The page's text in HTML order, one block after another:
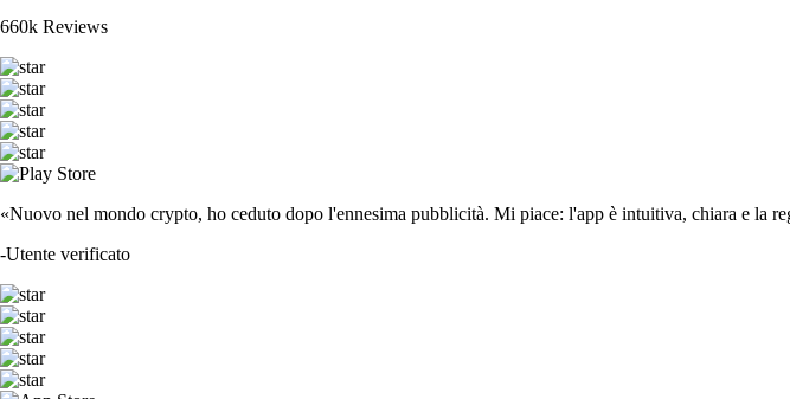
660k Reviews
«Nuovo nel mondo crypto, ho ceduto dopo l'ennesima pubblicità. Mi piace: l'app è intuitiva, chiara e la
-Utente verificato